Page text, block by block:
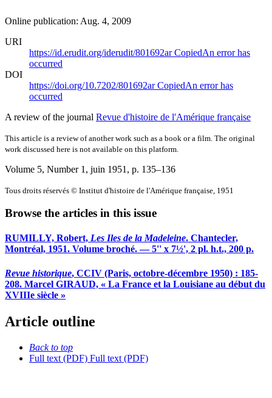
Online publication: Aug. 4, 2009
URI
https://id.erudit.org/iderudit/801692arCopiedAn error has
occurred
DOI
https://doi.org/10.7202/801692arCopiedAn error has
occurred
A review of the journal Revue d'histoire de l'Amérique française
This article is a review of another work such as a book or a film. The original
work discussed here is not available on this platform.
Volume 5, Number 1, juin 1951 , p. 135–136
Tous droits réservés © Institut d'histoire de l'Amérique française, 1951
Browse the articles in this issue
RUMILLY, Robert, Les Iles de la Madeleine. Chantecler,
Montréal, 1951. Volume broché. — 5'' x 7½', 2 pl. h.t., 200 p.
Revue historique, CCIV (Paris, octobre-décembre 1950) : 185-
208. Marcel GIRAUD, « La France et la Louisiane au début du
XVIIIe siècle »
Article outline
Back to top
Full text (PDF) Full text (PDF)